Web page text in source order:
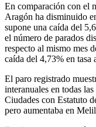
En comparación con el
Aragón ha disminuido
supone una caída del
el número de parados
respecto al mismo mes
caída del 4,73% en tasa
El paro registrado
interanuales en todas
Ciudades con Estatuto
pero aumentaba en